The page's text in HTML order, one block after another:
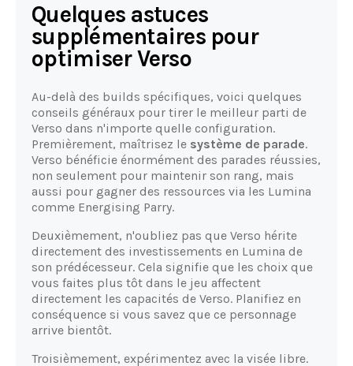
Quelques astuces
supplémentaires pour
optimiser Verso
Au-delà des builds spécifiques, voici quelques
conseils généraux pour tirer le meilleur parti de
Verso dans n'importe quelle configuration.
Premièrement, maîtrisez le système de parade.
Verso bénéficie énormément des parades réussies,
non seulement pour maintenir son rang, mais
aussi pour gagner des ressources via les Lumina
comme Energising Parry.
Deuxièmement, n'oubliez pas que Verso hérite
directement des investissements en Lumina de
son prédécesseur. Cela signifie que les choix que
vous faites plus tôt dans le jeu affectent
directement les capacités de Verso. Planifiez en
conséquence si vous savez que ce personnage
arrive bientôt.
Troisièmement, expérimentez avec la visée libre.